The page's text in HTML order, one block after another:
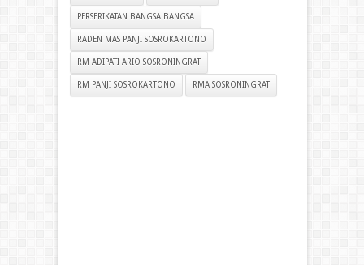
PERSERIKATAN BANGSA BANGSA
RADEN MAS PANJI SOSROKARTONO
RM ADIPATI ARIO SOSRONINGRAT
RM PANJI SOSROKARTONO RMA SOSRONINGRAT